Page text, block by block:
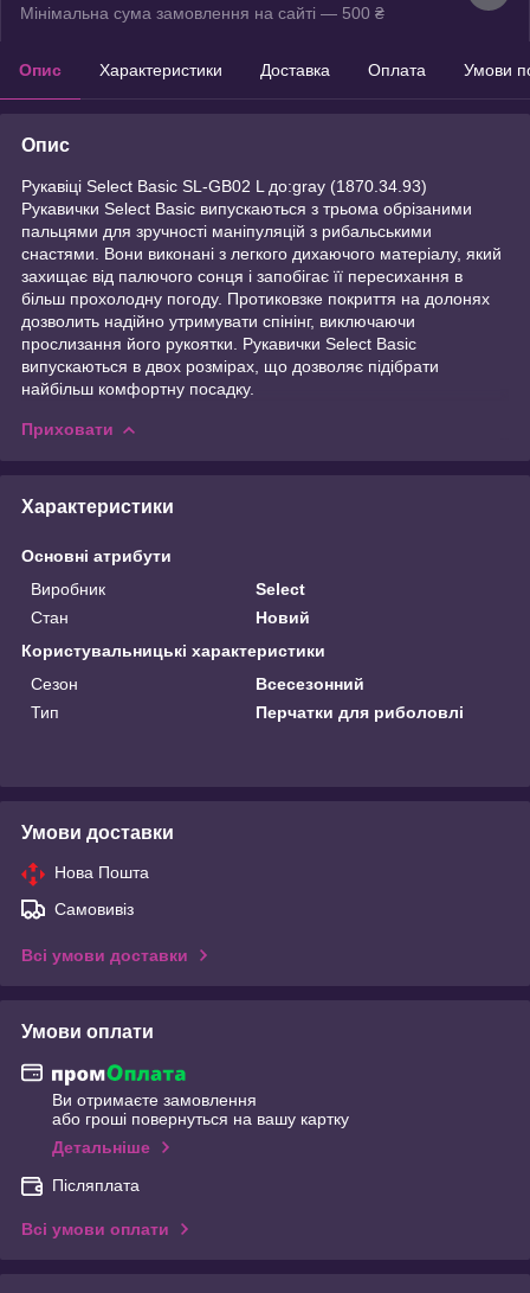
Мінімальна сума замовлення на сайті — 500 ₴
Опис Характеристики Доставка Оплата Умови
Опис
Рукавіці Select Basic SL-GB02 L до:gray (1870.34.93)
Рукавички Select Basic випускаються з трьома обрізаними
пальцями для зручності маніпуляцій з рибальськими
снастями. Вони виконані з легкого дихаючого матеріалу, який
захищає від палючого сонця і запобігає її пересихання в
більш прохолодну погоду. Протиковзке покриття на долонях
дозволить надійно утримувати спінінг, виключаючи
прослизання його рукоятки. Рукавички Select Basic
випускаються в двох розмірах, що дозволяє підібрати
найбільш комфортну посадку.
Приховати
Характеристики
Основні атрибути
Виробник
Select
Стан
Новий
Користувальницькі характеристики
Сезон
Всесезонний
Тип
Перчатки для риболовлі
Умови доставки
Нова Пошта
Самовивіз
Всі умови доставки
Умови оплати
Ви отримаєте замовлення
або гроші повернуться на вашу картку
Детальніше
Післяплата
Всі умови оплати